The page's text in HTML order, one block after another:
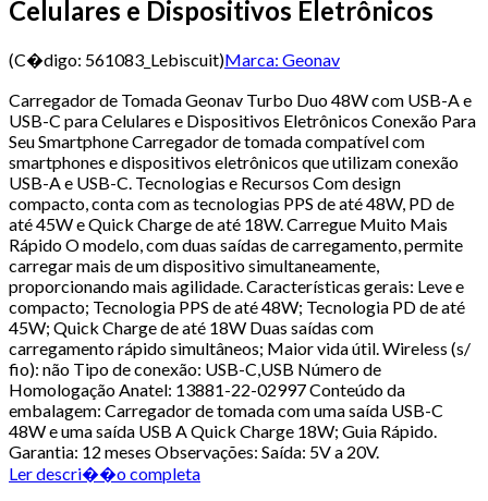
Celulares e Dispositivos Eletrônicos
(C�digo: 561083_Lebiscuit)Marca: Geonav
Carregador de Tomada Geonav Turbo Duo 48W com USB-A e
USB-C para Celulares e Dispositivos Eletrônicos Conexão Para
Seu Smartphone Carregador de tomada compatível com
smartphones e dispositivos eletrônicos que utilizam conexão
USB-A e USB-C. Tecnologias e Recursos Com design
compacto, conta com as tecnologias PPS de até 48W, PD de
até 45W e Quick Charge de até 18W. Carregue Muito Mais
Rápido O modelo, com duas saídas de carregamento, permite
carregar mais de um dispositivo simultaneamente,
proporcionando mais agilidade. Características gerais: Leve e
compacto; Tecnologia PPS de até 48W; Tecnologia PD de até
45W; Quick Charge de até 18W Duas saídas com
carregamento rápido simultâneos; Maior vida útil. Wireless (s/
fio): não Tipo de conexão: USB-C,USB Número de
Homologação Anatel: 13881-22-02997 Conteúdo da
embalagem: Carregador de tomada com uma saída USB-C
48W e uma saída USB A Quick Charge 18W; Guia Rápido.
Garantia: 12 meses Observações: Saída: 5V a 20V.
Ler descri��o completa